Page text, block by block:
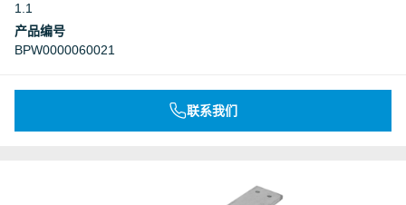
1.1
产品编号
BPW0000060021
联系我们